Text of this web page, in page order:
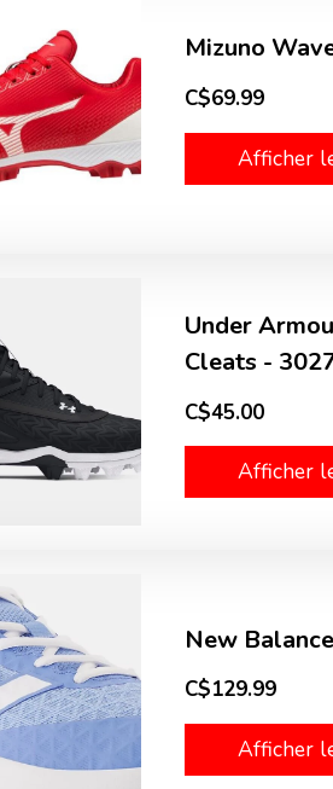
Mizuno
C$69.99
Afficher
Under
Cleats -
C$45.00
Afficher
New
C$129.99
Afficher